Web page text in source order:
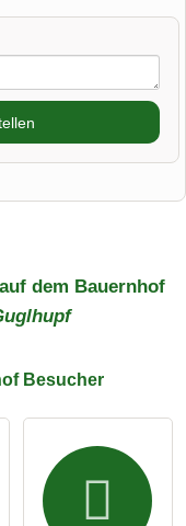
dem Bauernhof
Besucher